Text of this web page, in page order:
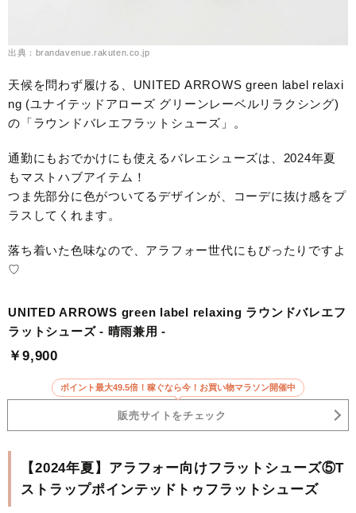
出典：brandavenue.rakuten.co.jp
天候を問わず履ける、UNITED ARROWS green label relaxi
ng (ユナイテッドアローズ グリーンレーベルリラクシング)
の「ラウンドバレエフラットシューズ」。
通勤にもおでかけにも使えるバレエシューズは、2024年夏
もマストハブアイテム！
つま先部分に色がついてるデザインが、コーデに抜け感をプ
ラスしてくれます。
落ち着いた色味なので、アラフォー世代にもぴったりですよ
♡
UNITED ARROWS green label relaxing ラウンドバレエフ
ラットシューズ - 晴雨兼用 -
￥9,900
ポイント最大49.5倍！稼ぐなら今！お買い物マラソン開催中
販売サイトをチェック
【2024年夏】アラフォー向けフラットシューズ⑤T
ストラップポインテッドトゥフラットシューズ